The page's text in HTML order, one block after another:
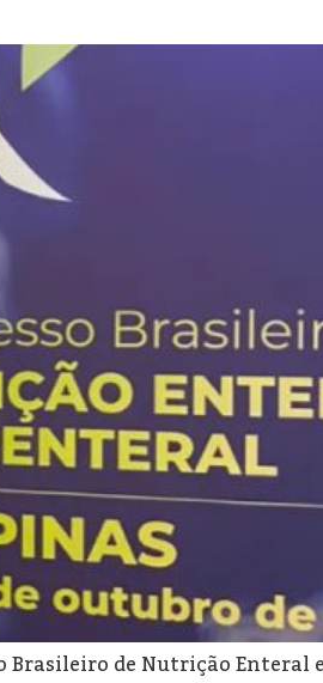
Brasileiro de Nutrição Enteral